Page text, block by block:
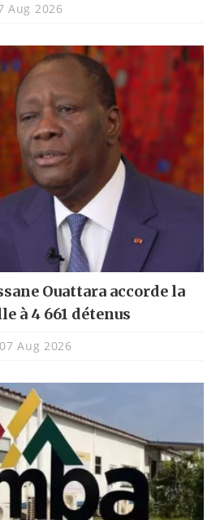
Aug 2026
Ouattara accorde la
à 4 661 détenus
07 Aug 2026